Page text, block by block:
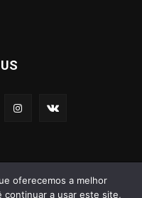
oferecemos a melhor
continuar a usar este site,